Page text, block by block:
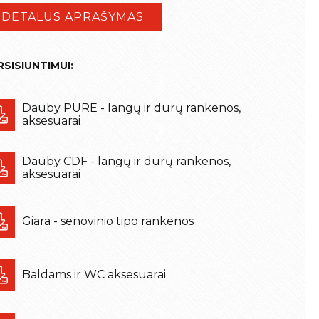
DETALUS APRAŠYMAS
Dauby PURE - langų ir durų rankenos,
aksesuarai
Dauby CDF - langų ir durų rankenos,
aksesuarai
Giara - senovinio tipo rankenos
Baldams ir WC aksesuarai